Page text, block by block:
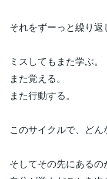
それをずーっと繰り返
ミスしてもまた学ぶ。
また覚える。
また行動する。
このサイクルで、どん
そしてその先にあるの